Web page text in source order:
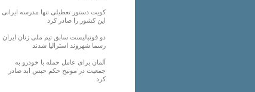
کویت دستور تعطیلی تنها مدرسه ایرانی
این کشور را صادر کرد
دو فوتبالیست سابق تیم ملی زنان ایران
رسما شهروند استرالیا شدند
آلمان برای عامل حمله با خودرو به
جمعیت در مونیخ حکم حبس ابد صادر
کرد